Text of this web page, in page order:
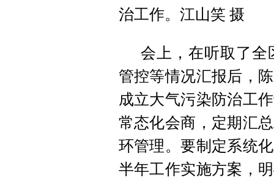
治工作。江山笑 摄
会上，在听取了全
管控等情况汇报后，
成立大气污染防治工
常态化会商，定期汇
环管理。要制定系统
半年工作实施方案，